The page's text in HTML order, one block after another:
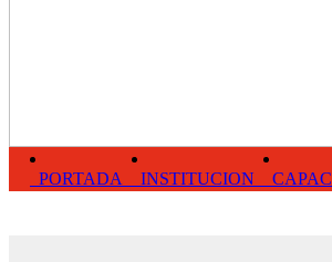
PORTADA INSTITUCION